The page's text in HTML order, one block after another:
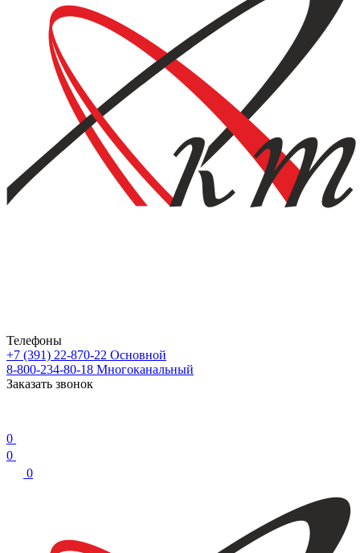
Телефоны
+7 (391) 22-870-22 Основной
8-800-234-80-18 Многоканальный
Заказать звонок
0
0
0